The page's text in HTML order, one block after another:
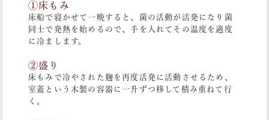
①床もみ
床船で寝かせて一晩すると、菌の活動が活発になり菌
同士で発熱を始めるので、手を入れてその温度を適度
に冷まします。
②盛り
床もみで冷やされた麹を再度活発に活動させるため、
室蓋という木製の容器に一升ずつ移して積み重ねて行
く。